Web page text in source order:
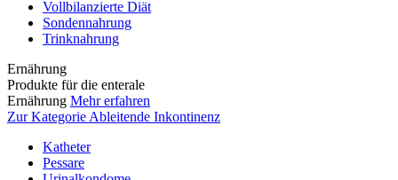
Vollbilanzierte Diät
Sondennahrung
Trinknahrung
Ernährung
Produkte für die enterale
Ernährung Mehr erfahren
Zur Kategorie Ableitende Inkontinenz
Katheter
Pessare